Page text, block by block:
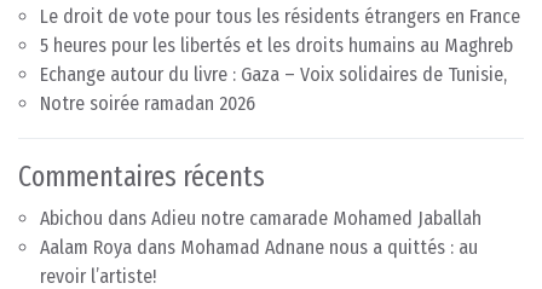
Le droit de vote pour tous les résidents étrangers en France
5 heures pour les libertés et les droits humains au Maghreb
Echange autour du livre : Gaza – Voix solidaires de Tunisie,
Notre soirée ramadan 2026
Commentaires récents
Abichou dans Adieu notre camarade Mohamed Jaballah
Aalam Roya dans Mohamad Adnane nous a quittés : au
revoir l’artiste!